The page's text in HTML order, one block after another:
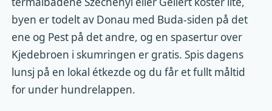
byen er todelt av Donau med Buda-siden på det
ene og Pest på det andre, og en spasertur over
Kjedebroen i skumringen er gratis. Spis dagens
lunsj på en lokal étkezde og du får et fullt måltid
for under hundrelappen.